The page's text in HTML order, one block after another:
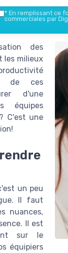
* En remplissant ce
commerciales par
des
les milieux
de ces
d'une
équipes
C'est une
un peu
Il faut
nuances,
Il est
sur le
équipiers